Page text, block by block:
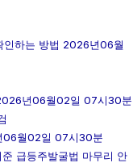
인하는 방법 2026년06월
년06월02일 07시30분
06월02일 07시30분
급등주발굴법 마무리 안